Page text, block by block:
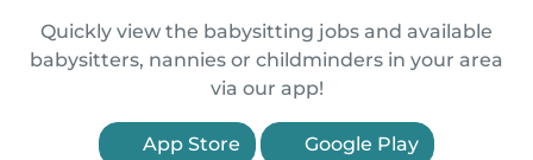
Quickly view the babysitting jobs and available
babysitters, nannies or childminders in your area
via our app!
App Store Google Play